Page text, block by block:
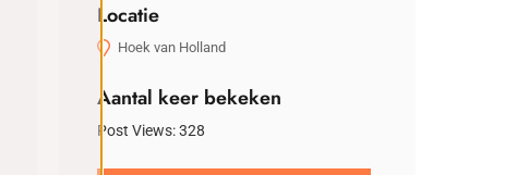
Locatie
Hoek van Holland
Aantal keer bekeken
Post Views:328